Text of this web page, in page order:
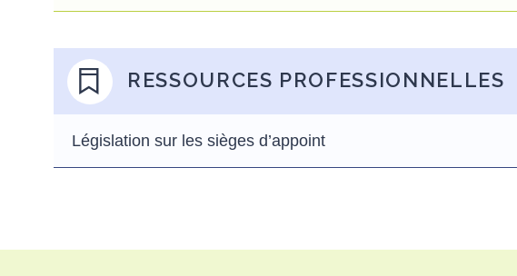
RESSOURCES PROFESSIONNELLES
Législation sur les sièges d’appoint